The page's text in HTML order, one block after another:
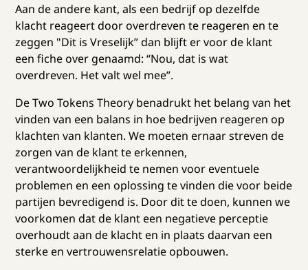
Aan de andere kant, als een bedrijf op dezelfde
klacht reageert door overdreven te reageren en te
zeggen "Dit is Vreselijk” dan blijft er voor de klant
een fiche over genaamd: “Nou, dat is wat
overdreven. Het valt wel mee”.
De Two Tokens Theory benadrukt het belang van het
vinden van een balans in hoe bedrijven reageren op
klachten van klanten. We moeten ernaar streven de
zorgen van de klant te erkennen,
verantwoordelijkheid te nemen voor eventuele
problemen en een oplossing te vinden die voor beide
partijen bevredigend is. Door dit te doen, kunnen we
voorkomen dat de klant een negatieve perceptie
overhoudt aan de klacht en in plaats daarvan een
sterke en vertrouwensrelatie opbouwen.